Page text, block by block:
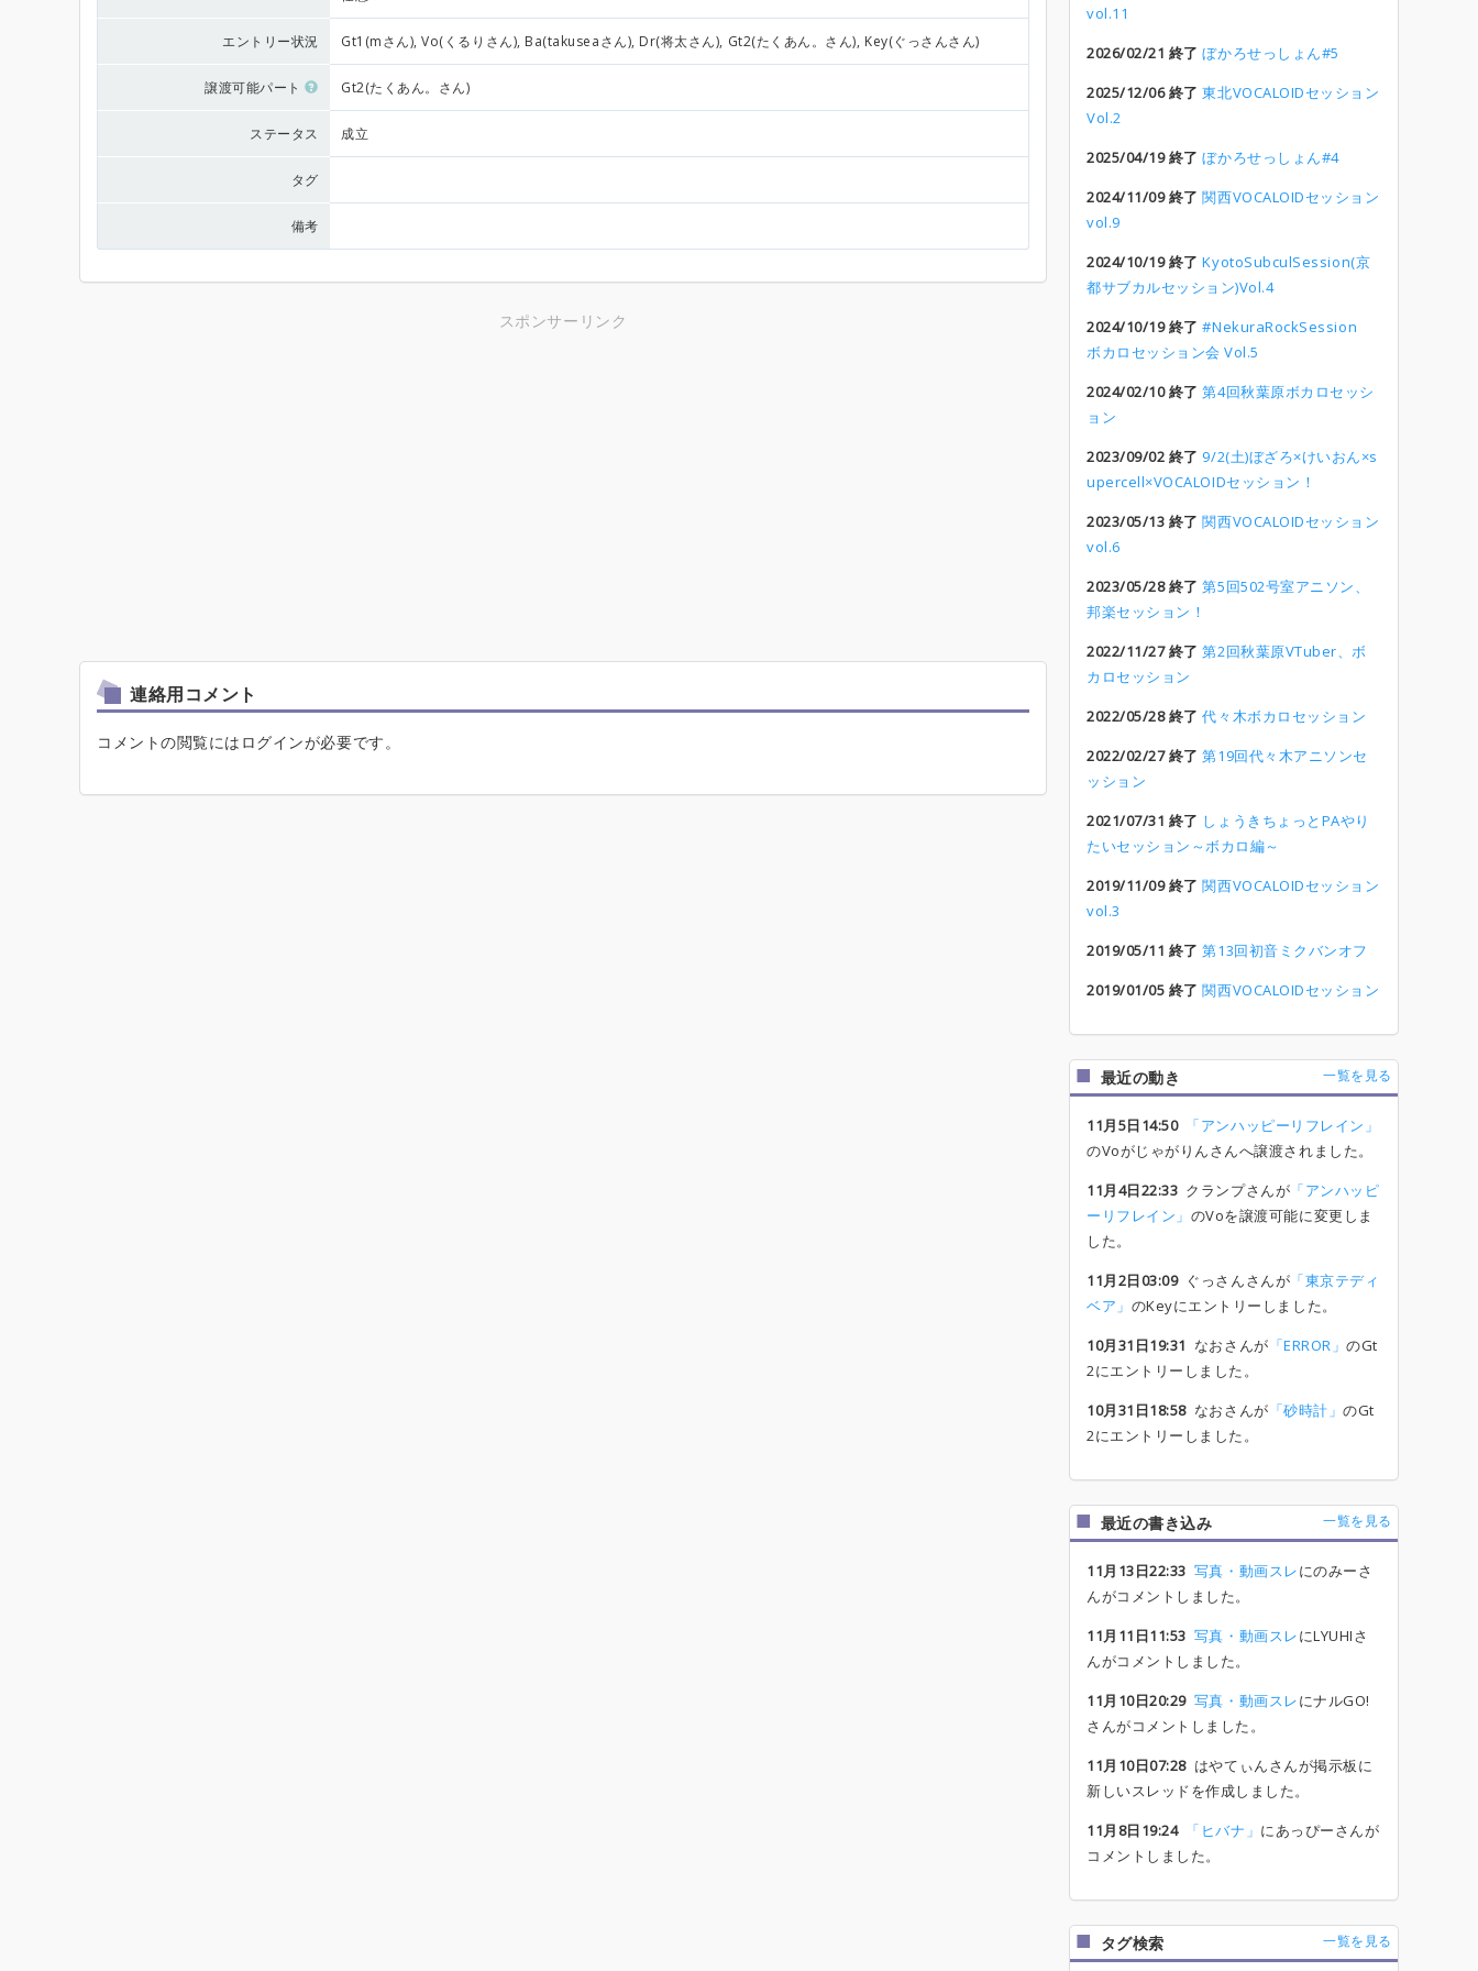
エントリー状況 Gt1(mさん), Vo(くるりさん), Ba(takuseaさん), Dr(将太さん), Gt2(たくあん。さん), Key(ぐっさんさん)
譲渡可能パート Gt2(たくあん。さん)
ステータス 成立
タグ
備考
スポンサーリンク
連絡用コメント
コメントの閲覧にはログインが必要です。
vol.11
2026/02/21 終了 ぼかろせっしょん#5
2025/12/06 終了 東北VOCALOIDセッション
Vol.2
2025/04/19 終了 ぼかろせっしょん#4
2024/11/09 終了 関西VOCALOIDセッション
vol.9
2024/10/19 終了 KyotoSubculSession(京
都サブカルセッション)Vol.4
2024/10/19 終了 #NekuraRockSession
ボカロセッション会 Vol.5
2024/02/10 終了 第4回秋葉原ボカロセッシ
ョン
2023/09/02 終了 9/2(土)ぼざろ×けいおん×s
upercell×VOCALOIDセッション！
2023/05/13 終了 関西VOCALOIDセッション
vol.6
2023/05/28 終了 第5回502号室アニソン、
邦楽セッション！
2022/11/27 終了 第2回秋葉原VTuber、ボ
カロセッション
2022/05/28 終了 代々木ボカロセッション
2022/02/27 終了 第19回代々木アニソンセ
ッション
2021/07/31 終了 しょうきちょっとPAやり
たいセッション～ボカロ編～
2019/11/09 終了 関西VOCALOIDセッション
vol.3
2019/05/11 終了 第13回初音ミクバンオフ
2019/01/05 終了 関西VOCALOIDセッション
最近の動き 一覧を見る
11月5日14:50
「アンハッピーリフレイン」
のVoがじゃがりんさんへ譲渡されました。
11月4日22:33 クランプさんが 「アンハッピ
ーリフレイン」 のVoを譲渡可能に変更しま
した。
11月2日03:09ぐっさんさんが 「東京テディ
ベア」 のKeyにエントリーしました。
10月31日19:31 なおさんが 「ERROR」のGt
2にエントリーしました。
10月31日18:58なおさんが 「砂時計」のGt
2にエントリーしました。
最近の書き込み 一覧を見る
11月13日22:33 写真・動画スレにのみーさ
んがコメントしました。
11月11日11:53 写真・動画スレにLYUHIさ
んがコメントしました。
11月10日20:29 写真・動画スレにナルGO!
さんがコメントしました。
11月10日07:28はやてぃんさんが掲示板に
新しいスレッドを作成しました。
11月8日19:24
「ヒバナ」 にあっぴーさんが
コメントしました。
タグ検索 一覧を見る